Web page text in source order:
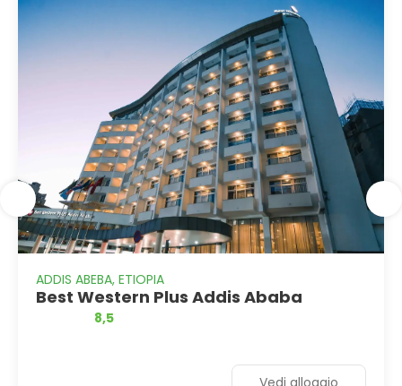
ADDIS ABEBA, ETIOPIA
Best Western Plus Addis Ababa
8,5
Vedi alloggio